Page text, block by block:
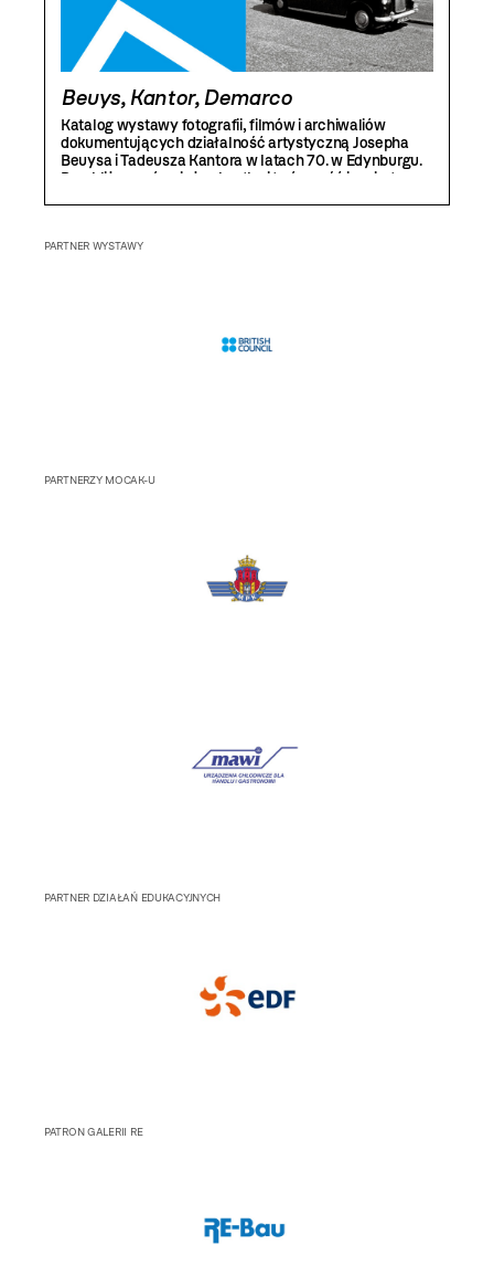
Beuys, Kantor, Demarco
Katalog wystawy fotografii, filmów i archiwaliów
dokumentujących działalność artystyczną Josepha
Beuysa i Tadeusza Kantora w latach 70. w Edynburgu.
Przybliża on również sylwetkę i twórczość inspiratora
pokazane w przestrzeni Biblioteki MOCAK-u.
PARTNER WYSTAWY
PARTNERZY MOCAK-U
PARTNER DZIAŁAŃ EDUKACYJNYCH
PATRON GALERII RE